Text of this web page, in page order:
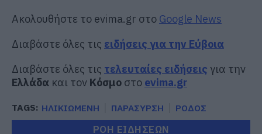
Ακολουθήστε το evima.gr στο Google News
Διαβάστε όλες τις ειδήσεις για την Εύβοια
Διαβάστε όλες τις τελευταίες ειδήσεις για την
Ελλάδα και τον Κόσμο στο evima.gr
TAGS: ΗΛΙΚΙΩΜΕΝΗ ΠΑΡΑΣΥΡΣΗ ΡΟΔΟΣ
ΡΟΗ ΕΙΔΗΣΕΩΝ